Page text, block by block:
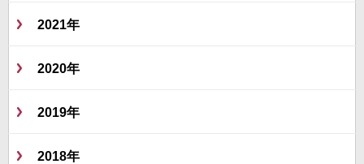
2021年
2020年
2019年
2018年